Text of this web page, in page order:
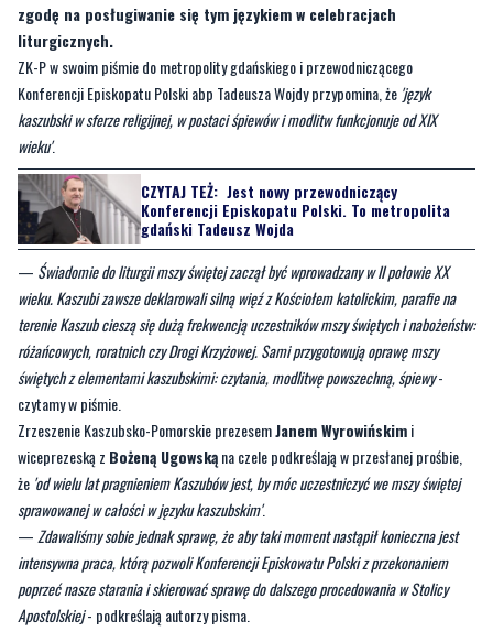
Konferencji Episkopatu Polski abp Tadeusza Wojdy przypomina, że
kaszubski w sferze religijnej, w postaci śpiewów i modlitw funkcjonuje od XIX
wieku'.
CZYTAJ TEŻ:
Jest nowy przewodniczący
Konferencji Episkopatu Polski. To metropolita
—Świadomie do liturgii mszy świętej zaczął być wprowadzany w II połowie XX
wieku. Kaszubi zawsze deklarowali silną więź z Kościołem katolickim, parafie na
terenie Kaszub cieszą się dużą frekwencją uczestników mszy świętych i nabożeństw:
różańcowych, roratnich czy Drogi Krzyżowej. Sami przygotowują oprawę mszy
świętych z elementami kaszubskimi: czytania, modlitwę powszechną, śpiewy-
czytamy w piśmie.
Zrzeszenie Kaszubsko-Pomorskie prezesemJanem Wyrowińskimi
wiceprezeską zBożeną Ugowskąna czele podkreślają w przesłanej prośbie,
że'od wielu lat pragnieniem Kaszubów jest, by móc uczestniczyć we mszy świętej
sprawowanej w całości w języku kaszubskim'.
—Zdawaliśmy sobie jednak sprawę, że aby taki moment nastąpił konieczna jest
intensywna praca, którą pozwoli Konferencji Episkowatu Polski z przekonaniem
poprzeć nasze starania i skierować sprawę do dalszego procedowania w Stolicy
Apostolskiej- podkreślają autorzy pisma.